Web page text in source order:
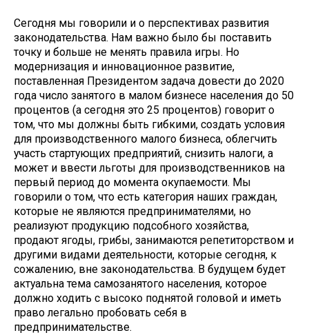
Сегодня мы говорили и о перспективах развития
законодательства. Нам важно было бы поставить
точку и больше не менять правила игры. Но
модернизация и инновационное развитие,
поставленная Президентом задача довести до 2020
года число занятого в малом бизнесе населения до 50
процентов (а сегодня это 25 процентов) говорит о
том, что мы должны быть гибкими, создать условия
для производственного малого бизнеса, облегчить
участь стартующих предприятий, снизить налоги, а
может и ввести льготы для производственников на
первый период до момента окупаемости. Мы
говорили о том, что есть категория наших граждан,
которые не являются предпринимателями, но
реализуют продукцию подсобного хозяйства,
продают ягоды, грибы, занимаются репетиторством и
другими видами деятельности, которые сегодня, к
сожалению, вне законодательства. В будущем будет
актуальна тема самозанятого населения, которое
должно ходить с высоко поднятой головой и иметь
право легально пробовать себя в
предпринимательстве.